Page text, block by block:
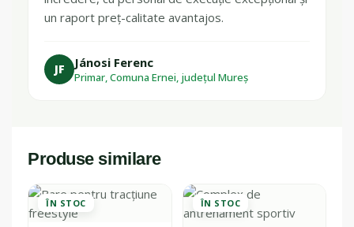
un raport preț-calitate avantajos.
JF Jánosi Ferenc
Primar, Comuna Ernei, județul Mureș
Produse similare
ÎN STOC ÎN STOC